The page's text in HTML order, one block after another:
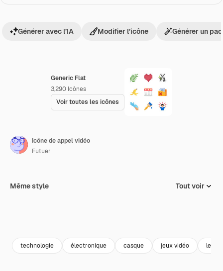
Generic Flat
3,290 Icônes
Voir toutes les icônes
Générer avec l’IA Modifier l’icône Générer un
Icône de appel vidéo
Futuer
Même style Tout voir
technologie électronique casque jeux vidéo le